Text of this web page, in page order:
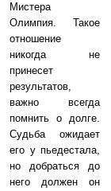
Мистера
Олимпия. Такое
отношение
никогда не
принесет
результатов,
важно всегда
помнить о долге.
Судьба ожидает
его у пьедестала,
но добраться до
него должен он